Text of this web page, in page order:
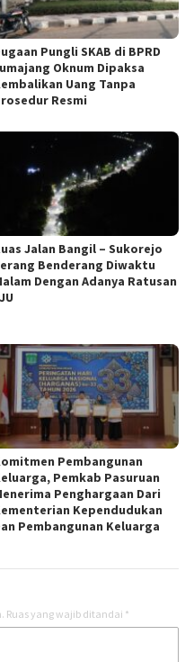
Pungli SKAB di BPRD
Oknum Dipaksa
Uang Tanpa
Resmi
Jalan Bangil – Sukorejo
Benderang Diwaktu
Dengan Adanya Ratusan
Pembangunan
Pemkab Pasuruan
Penghargaan Dari
Kependudukan
Pembangunan Keluarga
Ruas yang wajib ditandai *